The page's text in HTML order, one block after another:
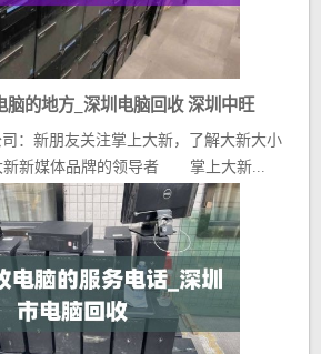
脑的地方_深圳电脑回收 深圳中旺
：新朋友关注掌上大新，了解大新大小
新媒体品牌的领导者 掌上大新...